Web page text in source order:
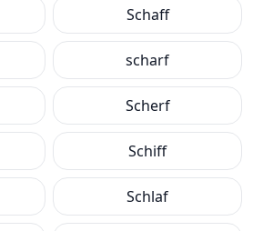
Schaff
scharf
Scherf
Schiff
Schlaf